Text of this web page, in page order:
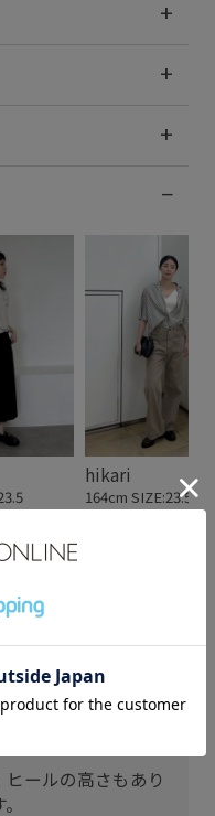
hikari
164cm SIZE:23.5
を履くので23.5cm
いくらいでした。
ールの高さもあり